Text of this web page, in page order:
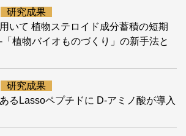
研究成果
いて 植物ステロイド成分蓄積の短期
植物バイオものづくり」の新手法と
研究成果
るLassoペプチドに D-アミノ酸が導入